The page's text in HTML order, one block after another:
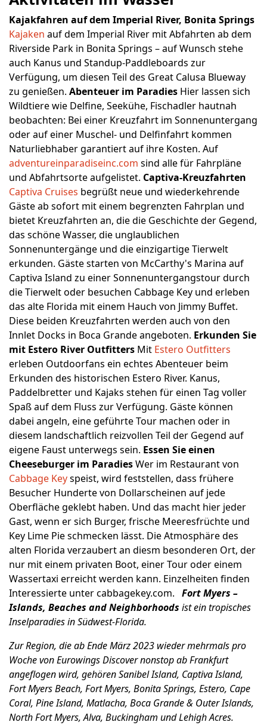
Kajakfahren auf dem Imperial River, Bonita Springs
Kajaken auf dem Imperial River mit Abfahrten ab dem
Riverside Park in Bonita Springs – auf Wunsch stehe
auch Kanus und Standup-Paddleboards zur
Verfügung, um diesen Teil des Great Calusa Blueway
zu genießen. Abenteuer im Paradies Hier lassen sich
Wildtiere wie Delfine, Seekühe, Fischadler hautnah
beobachten: Bei einer Kreuzfahrt im Sonnenuntergang
oder auf einer Muschel- und Delfinfahrt kommen
Naturliebhaber garantiert auf ihre Kosten. Auf
adventureinparadiseinc.com sind alle für Fahrpläne
und Abfahrtsorte aufgelistet. Captiva-Kreuzfahrten
Captiva Cruises begrüßt neue und wiederkehrende
Gäste ab sofort mit einem begrenzten Fahrplan und
bietet Kreuzfahrten an, die die Geschichte der Gegend,
das schöne Wasser, die unglaublichen
Sonnenuntergänge und die einzigartige Tierwelt
erkunden. Gäste starten von McCarthy's Marina auf
Captiva Island zu einer Sonnenuntergangstour durch
die Tierwelt oder besuchen Cabbage Key und erleben
das alte Florida mit einem Hauch von Jimmy Buffet.
Diese beiden Kreuzfahrten werden auch von den
Innlet Docks in Boca Grande angeboten. Erkunden Sie
mit Estero River Outfitters Mit Estero Outfitters
erleben Outdoorfans ein echtes Abenteuer beim
Erkunden des historischen Estero River. Kanus,
Paddelbretter und Kajaks stehen für einen Tag voller
Spaß auf dem Fluss zur Verfügung. Gäste können
dabei angeln, eine geführte Tour machen oder in
diesem landschaftlich reizvollen Teil der Gegend auf
eigene Faust unterwegs sein. Essen Sie einen
Cheeseburger im ParadiesWer im Restaurant von
Cabbage Keyspeist, wird feststellen, dass frühere
Besucher Hunderte von Dollarscheinen auf jede
Oberfläche geklebt haben. Und das macht hier jeder
Gast, wenn er sich Burger, frische Meeresfrüchte und
Key Lime Pie schmecken lässt. Die Atmosphäre des
alten Florida verzaubert an diesm besonderen Ort, der
nur mit einem privaten Boot, einer Tour oder einem
Wassertaxi erreicht werden kann. Einzelheiten finden
Interessierte unter cabbagekey.com. Fort Myers –
Islands, Beaches and Neighborhoods ist ein tropisches
Inselparadies in Südwest-Florida.
Zur Region, dieab Ende März 2023 wieder mehrmals pro
Woche von Eurowings Discover nonstop ab Frankfurt
angeflogen wird, gehören Sanibel Island, Captiva Island,
Fort Myers Beach, Fort Myers, Bonita Springs, Estero, Cape
Coral, Pine Island, Matlacha, Boca Grande & Outer Islands,
North Fort Myers, Alva, Buckingham und Lehigh Acres.